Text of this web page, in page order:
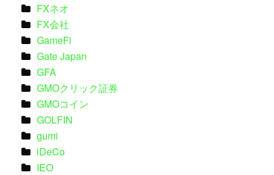
FXネオ
FX会社
GameFi
Gate Japan
GFA
GMOクリック証券
GMOコイン
GOLFIN
gumi
iDeCo
IEO